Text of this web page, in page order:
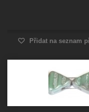
Přidat na seznam